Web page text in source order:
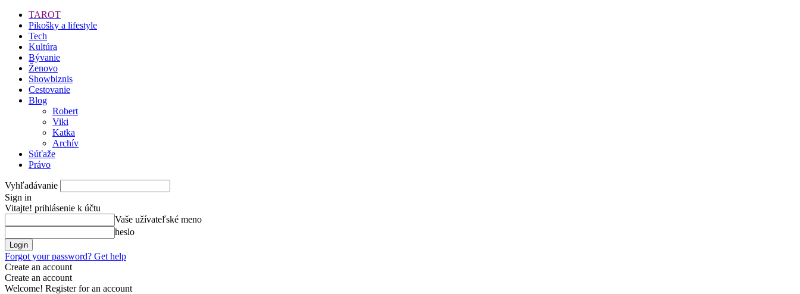
TAROT
Pikošky a lifestyle
Tech
Kultúra
Bývanie
Ženovo
Showbiznis
Cestovanie
Blog
Robert
Viki
Katka
Archív
Súťaže
Právo
Vyhľadávanie
Sign in
Vitajte! prihlásenie k účtu
Vaše užívateľské meno
heslo
Forgot your password? Get help
Create an account
Create an account
Welcome! Register for an account